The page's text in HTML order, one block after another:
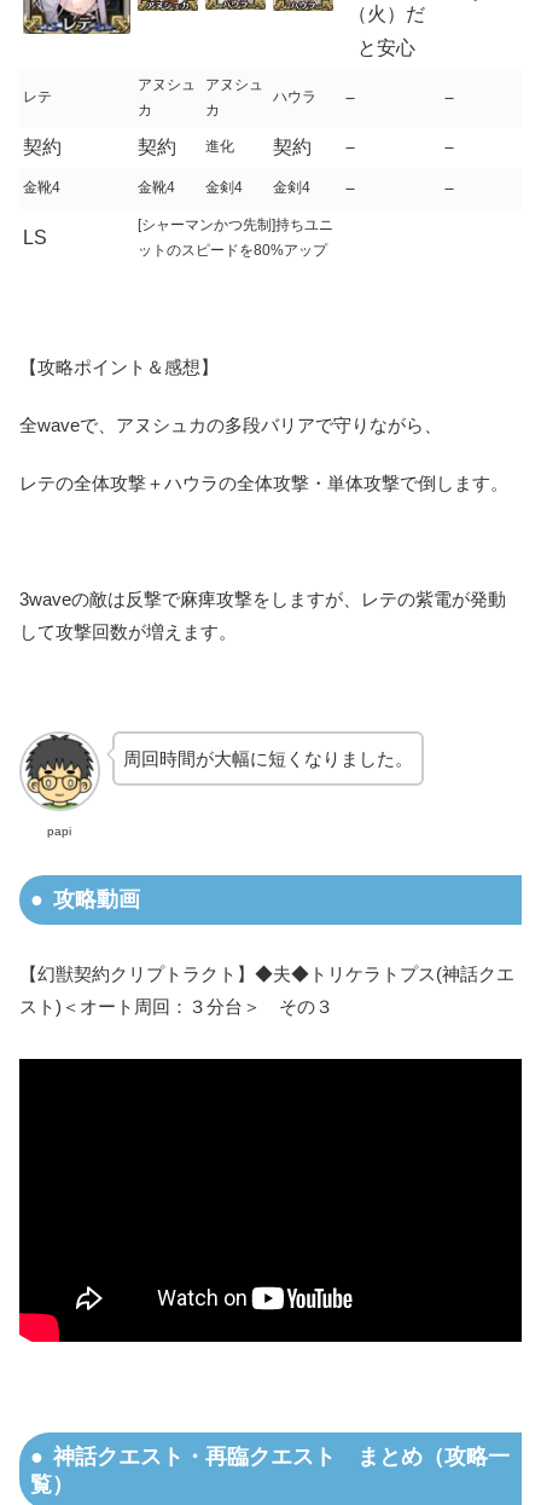
（火）だ
と安心
レテ
アヌシュ
カ
アヌシュ
カ
ハウラ － －
契約 契約 進化 契約 － －
金靴4 金靴4 金剣4 金剣4 － －
LS
[シャーマンかつ先制]持ちユニ
ットのスピードを80%アップ
【攻略ポイント＆感想】
全waveで、アヌシュカの多段バリアで守りながら、
レテの全体攻撃＋ハウラの全体攻撃・単体攻撃で倒します。
3waveの敵は反撃で麻痺攻撃をしますが、レテの紫電が発動
して攻撃回数が増えます。
papi
周回時間が大幅に短くなりました。
攻略動画
【幻獣契約クリプトラクト】◆夫◆トリケラトプス(神話クエ
スト)＜オート周回：３分台＞ その３
神話クエスト・再臨クエスト まとめ（攻略一
覧）